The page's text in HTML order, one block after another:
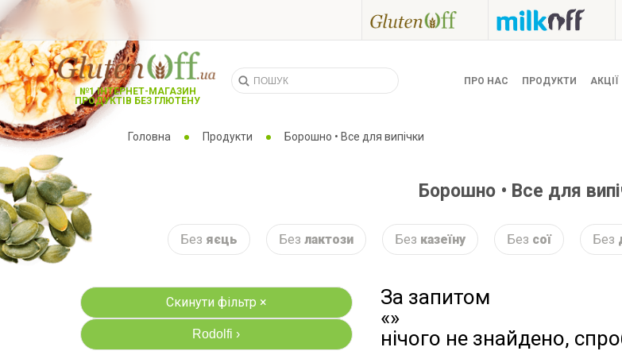
№1 ІНТЕРНЕТ-МАГАЗИН
ПРОДУКТІВ БЕЗ ГЛЮТЕНУ
ПРО НАС ПРОДУКТИ АКЦІЇ
Головна Продукти Борошно • Все для випічки
Борошно • Все для
Без яєць Безлактози Без казеїну Без сої Без
Скинути фільтр ×
Rodolfi ›
За запитом
«»
нічого не знайдено,